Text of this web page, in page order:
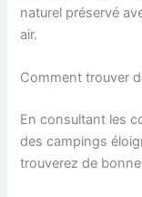
naturel préservé
air.
Comment trouver
En consultant les
des campings
trouverez de